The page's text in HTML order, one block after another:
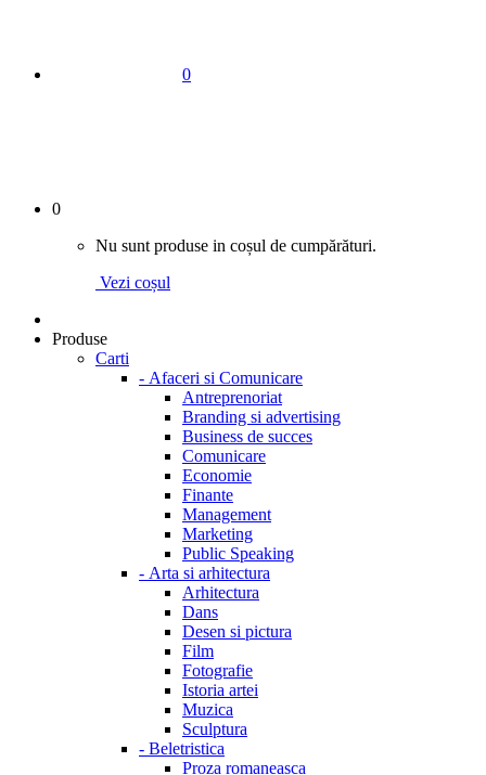
0
0
Nu sunt produse in coșul de cumpărături.
Vezi coșul
Produse
Carti
- Afaceri si Comunicare
Antreprenoriat
Branding si advertising
Business de succes
Comunicare
Economie
Finante
Management
Marketing
Public Speaking
- Arta si arhitectura
Arhitectura
Dans
Desen si pictura
Film
Fotografie
Istoria artei
Muzica
Sculptura
- Beletristica
Proza romaneasca